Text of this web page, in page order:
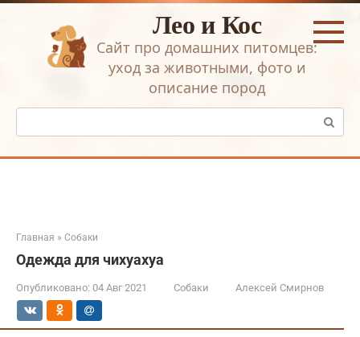
Перейти
Лео и Кос
Сайт про домашних питомцев:
уход за животными, фото и
описание пород
Поиск:
Главная » Собаки
Одежда для чихуахуа
Опубликовано: 04 Авг 2021 Собаки Алексей Смирнов